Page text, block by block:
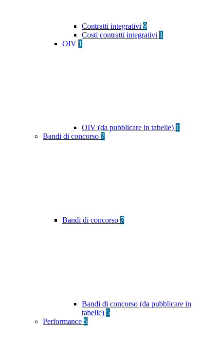
Contratti integrativi 9
Costi contratti integrativi 1
OIV 1
OIV (da pubblicare in tabelle) 1
Bandi di concorso 7
Bandi di concorso 7
Bandi di concorso (da pubblicare in
tabelle) 5
Performance 5